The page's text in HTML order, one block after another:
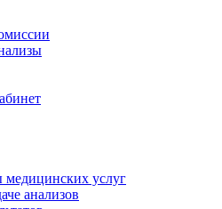
медицинских услуг
анализов